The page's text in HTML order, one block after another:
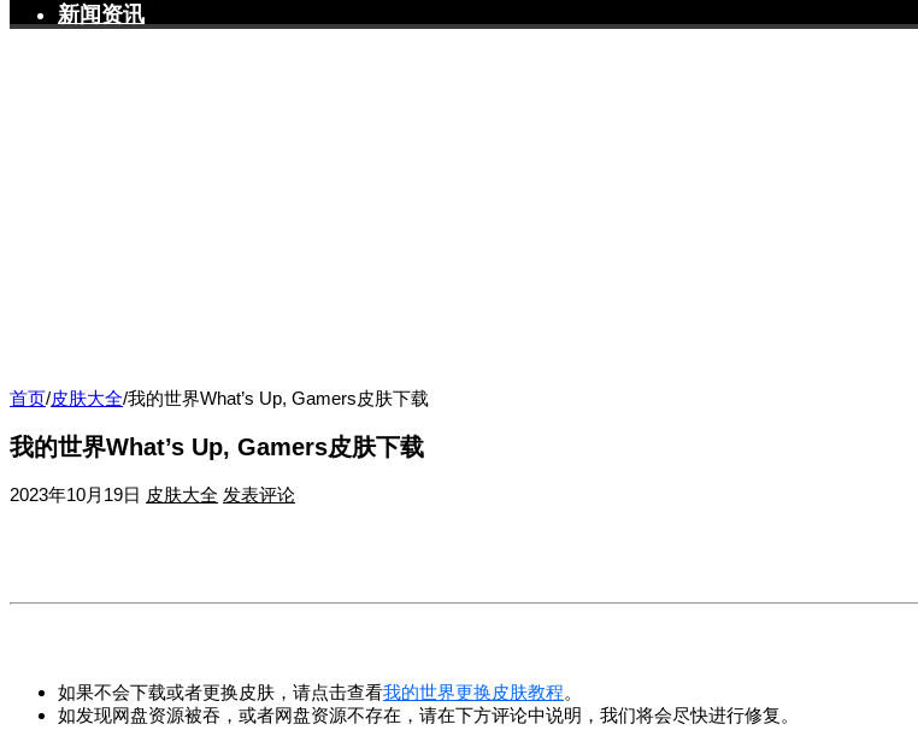
新闻资讯
首页/皮肤大全/我的世界What’s Up, Gamers皮肤下载
我的世界What’s Up, Gamers皮肤下载
2023年10月19日 皮肤大全 发表评论
如果不会下载或者更换皮肤，请点击查看我的世界更换皮肤教程。
如发现网盘资源被吞，或者网盘资源不存在，请在下方评论中说明，我们将会尽快进行修复。